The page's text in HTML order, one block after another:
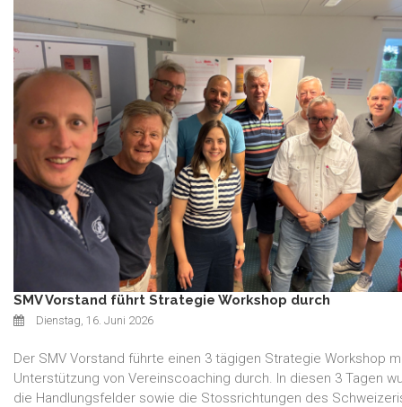
SMV Vorstand führt Strategie Workshop durch
Dienstag, 16. Juni 2026
Der SMV Vorstand führte einen 3 tägigen Strategie Workshop
Unterstützung von Vereinscoaching durch. In diesen 3 Tagen
die Handlungsfelder sowie die Stossrichtungen des